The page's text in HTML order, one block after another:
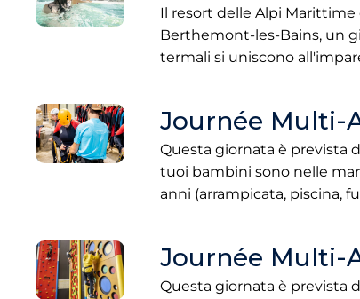
Il resort delle Alpi Marittime
Berthemont-les-Bains, un
termali si uniscono
Journée Multi-
Questa giornata è prevista
tuoi bambini sono nelle
anni (arrampicata, piscina,
Journée Multi-
Questa giornata è prevista